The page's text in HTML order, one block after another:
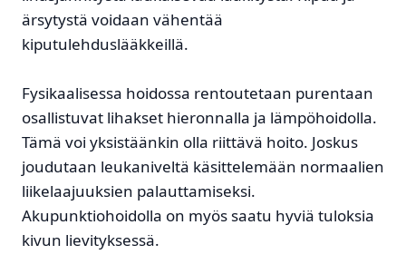
ärsytystä voidaan vähentää
kiputulehduslääkkeillä.
Fysikaalisessa hoidossa rentoutetaan purentaan
osallistuvat lihakset hieronnalla ja lämpöhoidolla.
Tämä voi yksistäänkin olla riittävä hoito. Joskus
joudutaan leukaniveltä käsittelemään normaalien
liikelaajuuksien palauttamiseksi.
Akupunktiohoidolla on myös saatu hyviä tuloksia
kivun lievityksessä.